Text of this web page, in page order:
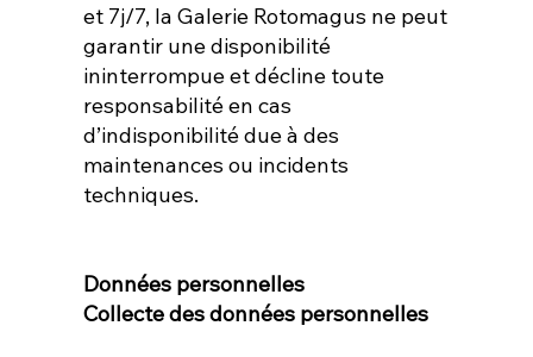
et 7j/7, la Galerie Rotomagus ne peut
garantir une disponibilité
ininterrompue et décline toute
responsabilité en cas
d’indisponibilité due à des
maintenances ou incidents
techniques.
Données personnelles
Collecte des données personnelles